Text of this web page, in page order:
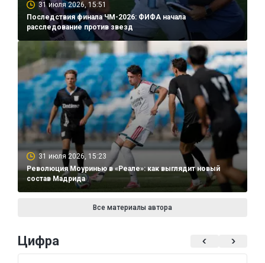
31 июля 2026, 15:51
Последствия финала ЧМ-2026: ФИФА начала
расследование против звезд
31 июля 2026, 15:23
Революция Моуринью в «Реале»: как выглядит новый
состав Мадрида
Все материалы автора
Цифра